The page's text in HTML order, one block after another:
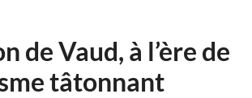
de Vaud, à l’ère de
tâtonnant